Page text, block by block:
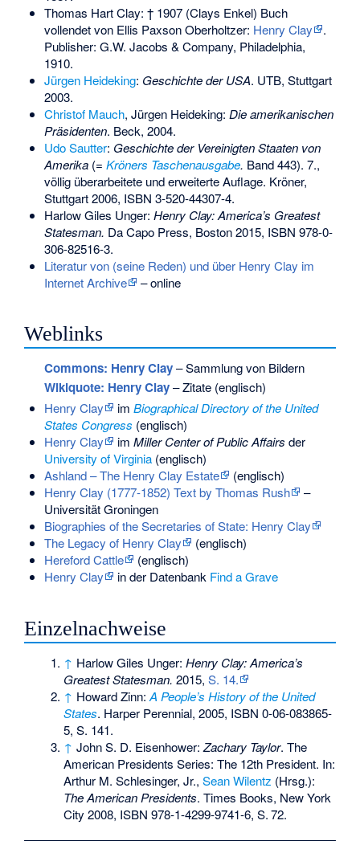
Thomas Hart Clay: † 1907 (Clays Enkel) Buch
vollendet von Ellis Paxson Oberholtzer: Henry Clay
.
Publisher: G.W. Jacobs & Company, Philadelphia,
1910.
Jürgen Heideking: Geschichte der USA. UTB, Stuttgart
2003.
Christof Mauch, Jürgen Heideking: Die amerikanischen
Präsidenten. Beck, 2004.
Udo Sautter: Geschichte der Vereinigten Staaten von
Amerika(= Kröners Taschenausgabe. Band 443). 7.,
völlig überarbeitete und erweiterte Auflage. Kröner,
Stuttgart 2006, ISBN 3-520-44307-4.
Harlow Giles Unger: Henry Clay: America’s Greatest
Statesman. Da Capo Press, Boston 2015, ISBN 978-0-
306-82516-3.
Literatur von (seine Reden) und über Henry Clay im
Internet Archive
– online
Weblinks
Commons: Henry Clay– Sammlung von Bildern
Wikiquote: Henry Clay– Zitate (englisch)
Henry Clay
im Biographical Directory of the United
States Congress (englisch)
Henry Clay
im Miller Center of Public Affairs der
University of Virginia(englisch)
Ashland – The Henry Clay Estate
(englisch)
Henry Clay (1777-1852) Text by Thomas Rush
–
Universität Groningen
Biographies of the Secretaries of State: Henry Clay
The Legacy of Henry Clay
(englisch)
Hereford Cattle
(englisch)
Henry Clay
in der Datenbank Find a Grave
Einzelnachweise
↑ Harlow Giles Unger:Henry Clay: America’s
Greatest Statesman. 2015,S. 14.
↑ Howard Zinn:A People’s History of the United
States. Harper Perennial, 2005, ISBN 0-06-083865-
5, S. 141.
↑ John S. D. Eisenhower:Zachary Taylor. The
American Presidents Series: The 12th President. In:
Arthur M. Schlesinger, Jr.,Sean Wilentz (Hrsg.):
The American Presidents. Times Books, New York
City 2008, ISBN 978-1-4299-9741-6,S.72.